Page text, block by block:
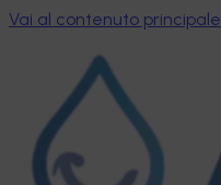
Vai al contenuto principale